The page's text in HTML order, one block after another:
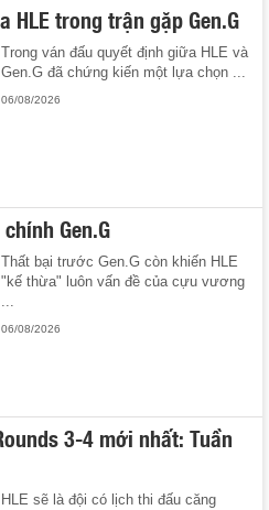
trong trận gặp Gen.G
Trong ván đấu quyết định giữa HLE và
Gen.G đã chứng kiến một lựa chọn ...
06/08/2026
Gen.G
Thất bại trước Gen.G còn khiến HLE
"kế thừa" luôn vấn đề của cựu vương
...
06/08/2026
3-4 mới nhất: Tuần
HLE sẽ là đội có lịch thi đấu căng